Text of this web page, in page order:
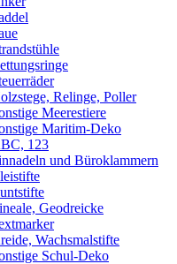
Relinge, Poller
Meerestiere
Maritim-Deko
123
und Büroklammern
Geodreicke
Wachsmalstifte
Schul-Deko